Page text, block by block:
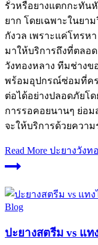
รั่วหรือยางแตกกะทันหั
ยาก โดยเฉพาะในย
กังวล เพราะแค่โทรห
มาให้บริการถึงที่ตลอ
วังทองหลาง ทีมช่างข
พร้อมอุปกรณ์ซ่อมที่ค
ต่อได้อย่างปลอดภัยโด
การรอคอยนานๆ ย่อม
จะให้บริการด้วยควา
Read More ปะยางวังท
Blog
ปะยางสตรีม vs แท